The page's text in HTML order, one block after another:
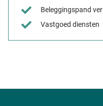
Beleggingspand
Vastgoed diensten